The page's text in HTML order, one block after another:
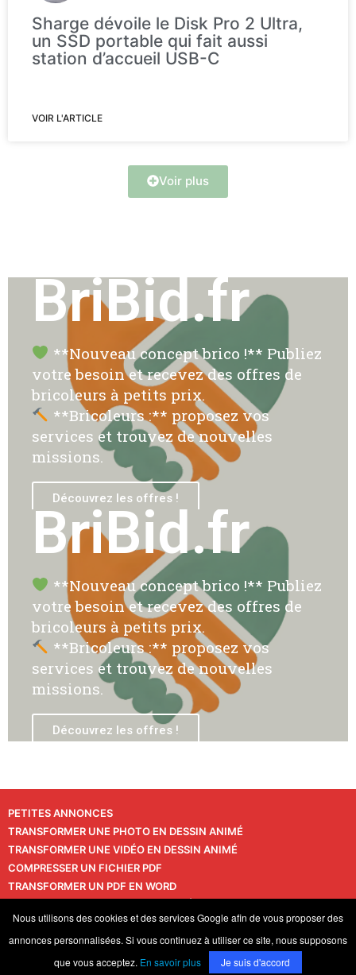
Sharge dévoile le Disk Pro 2 Ultra,
un SSD portable qui fait aussi
station d’accueil USB-C
VOIR L'ARTICLE
Voir plus
BriBid.fr
**Nouveau concept brico !** Publiez
votre besoin et recevez des offres de
bricoleurs à petits prix.
**Bricoleurs :** proposez vos
services et trouvez de nouvelles
missions.
Découvrez les offres !
BriBid.fr
**Nouveau concept brico !** Publiez
votre besoin et recevez des offres de
bricoleurs à petits prix.
**Bricoleurs :** proposez vos
services et trouvez de nouvelles
missions.
Découvrez les offres !
PETITES ANNONCES
TRANSFORMER UNE PHOTO EN DESSIN ANIMÉ
TRANSFORMER UNE VIDÉO EN DESSIN ANIMÉ
COMPRESSER UN FICHIER PDF
TRANSFORMER UN PDF EN WORD
VIE PRIVÉE
© 2026 LaPressedeFrance.fr
Nous utilisons des cookies et des services Google afin de vous proposer des
annonces personnalisées. Si vous continuez à utiliser ce site, nous supposons
que vous acceptez. En savoir plus Je suis d'accord